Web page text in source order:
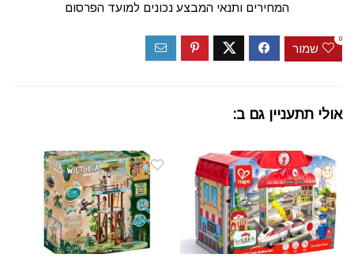
המחירים ותנאי המבצע נכונים למועד הפרסום
שמור
0
אולי תתעניין גם ב: